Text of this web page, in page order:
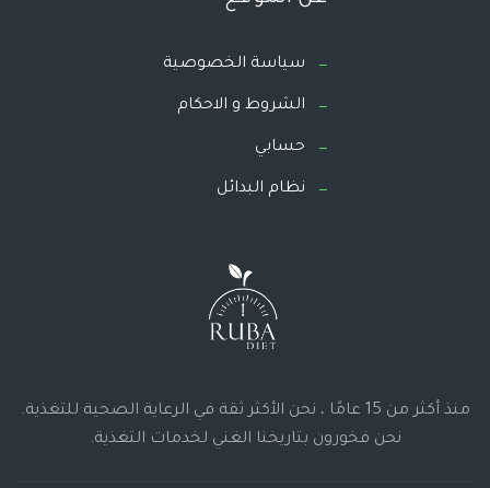
سياسة الخصوصية
الشروط و الاحكام
حسابي
نظام البدائل
منذ أكثر من 15 عامًا ، نحن الأكثر ثقة في الرعاية الصحية للتغذية.
نحن فخورون بتاريخنا الغني لخدمات التغذية.